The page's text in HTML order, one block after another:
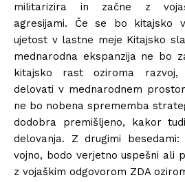
militarizira in začne z
agresijami. Če se bo kitajsko
ujetost v lastne meje Kitajsko
mednarodna ekspanzija ne bo
kitajsko rast oziroma
delovati v mednarodnem
ne bo nobena sprememba
dodobra premišljeno, kakor
delovanja. Z drugimi
vojno, bodo verjetno uspešni ali
z vojaškim odgovorom ZDA